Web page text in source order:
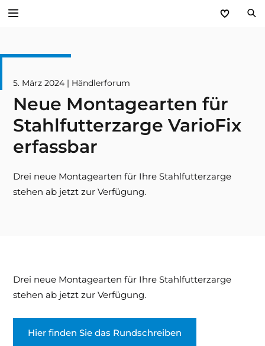
Aktuelles
Programme
Downloads & Medien
5. März 2024 | Händlerforum
Neue Montagearten für
Stahlfutterzarge VarioFix
erfassbar
Drei neue Montagearten für Ihre Stahlfutterzarge
stehen ab jetzt zur Verfügung.
Drei neue Montagearten für Ihre Stahlfutterzarge
stehen ab jetzt zur Verfügung.
Hier finden Sie das Rundschreiben